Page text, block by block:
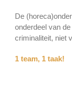
De
onderdeel van
criminaliteit, niet
1 team, 1 taak!